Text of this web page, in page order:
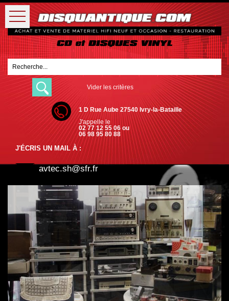
Vider les critères
1 D Rue Aube 27540 Ivry-la-Bataille
J'appelle le
02 77 12 55 06 ou
06 98 95 80 88
J'ÉCRIS UN MAIL À :
avtec.sh@sfr.fr